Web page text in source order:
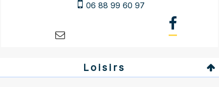
06 88 99 60 97
Loisirs